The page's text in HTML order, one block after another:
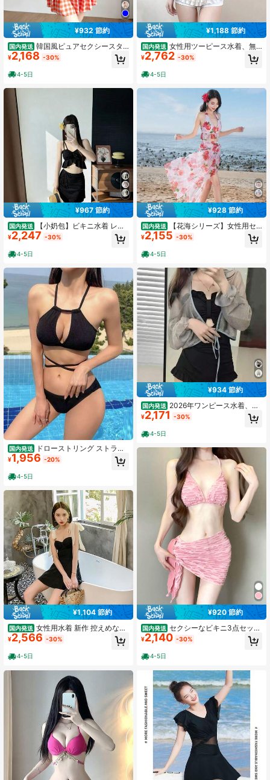
¥932 節約
国内発送 韓国風ピュアセクシースタ
イルのボディラインを強調するスリ
ム効果のある日焼け止めカバーアッ
プ、ドーパミンカラーのスカート型
セパレート温泉水着
¥2,168 -30%
4-5日
¥967 節約
国内発送
【小奶包】ビキニ水着 レデ
ィース セパレートタイプ セクシー3
点セット ウエストシェイプ お腹カバ
ー 温泉リゾート水着
¥2,247 -30%
4-5日
国内発送
ドローストリング ストラッ
プ セクシー ハーネストップ レディ
ース ビキニ 水着 二点セット 水陸両
用 体型カバー 無地 気質 エレガント
温泉 砂浜 バカンス バックレス ギャ
ザリング スリミング
¥1,956 -20%
4-5日
¥1,104 節約
国内発送 女性用水着 新作 控えめな韓
国風フェアリースタイル スカート型
ブラック お腹をカバーしてスリムに
見せる 学生・少女用水着
¥2,566 -30%
4-5日
¥1,188 節約
国内発送 女性用ツーピース水着、無
地のスタイリッシュな白、スリムフ
ィットで体型をカバーする控えめな
学生向けデザイン、リゾート温泉用
水着。
¥2,762 -30%
4-5日
¥928 節約
国内発送
【花海シリーズ】女性用セ
パレート水着ビキニ3点セット、多用
途で人気のハイセンス水着
¥2,155 -30%
4-5日
¥934 節約
国内発送 2026年ワンピース水着、カ
バーアップ付き、長袖、日焼け防
止、セクシーなタイトフィット水
着、女性用体型カバー・着痩せ効果
のある水着
¥2,171 -30%
4-5日
¥920 節約
国内発送 セクシーなビキニ3点セッ
ト、女性用セパレート水着、ピンク
の穴あき生地、小胸向けバストアッ
プ効果、リゾートや温泉に最適
¥2,140 -30%
4-5日